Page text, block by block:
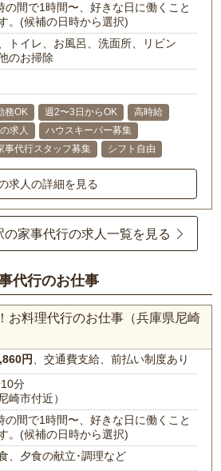
の間で1時間〜、好きな日に働くこと
。(候補の日時から選択)
トイレ、お風呂、洗面所、リビン
のお掃除
務OK 週2〜3日からOK
高時給
求人
ハウスキーパー募集
事代行スタッフ募集 シフト自由
求人の詳細を見る
の家事代行の求人一覧を見る
代行のお仕事
お料理代行のお仕事（兵庫県尼崎
円 、交通費支給、前払い制度あり
分
崎市付近）
の間で1時間〜、好きな日に働くこと
。(候補の日時から選択)
、夕食の献立･調理など